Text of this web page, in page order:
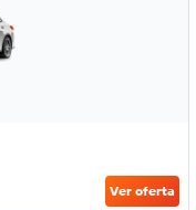
Ver oferta